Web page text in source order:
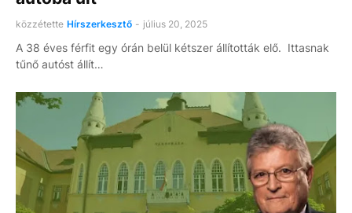
közzétette Hírszerkesztő - július 20, 2025
A 38 éves férfit egy órán belül kétszer állították elő. Ittasnak
tűnő autóst állít…